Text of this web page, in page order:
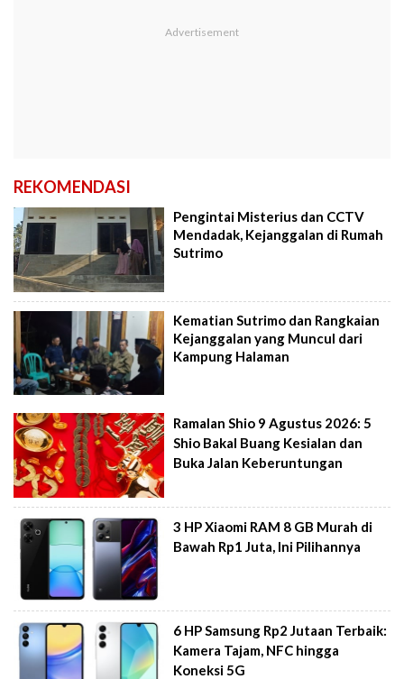
REKOMENDASI
Pengintai Misterius dan CCTV
Mendadak, Kejanggalan di Rumah
Sutrimo
Kematian Sutrimo dan Rangkaian
Kejanggalan yang Muncul dari
Kampung Halaman
Ramalan Shio 9 Agustus 2026: 5
Shio Bakal Buang Kesialan dan
Buka Jalan Keberuntungan
3 HP Xiaomi RAM 8 GB Murah di
Bawah Rp1 Juta, Ini Pilihannya
6 HP Samsung Rp2 Jutaan Terbaik:
Kamera Tajam, NFC hingga
Koneksi 5G